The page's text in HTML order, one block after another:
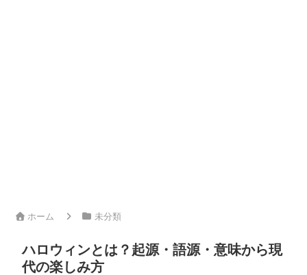
ホーム 未分類
ハロウィンとは？起源・語源・意味から現
代の楽しみ方